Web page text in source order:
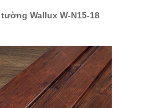
Wallux W-N15-18